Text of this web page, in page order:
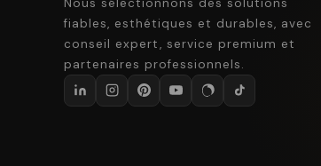
fiables, esthétiques et durables, avec
conseil expert, service premium et
partenaires professionnels.